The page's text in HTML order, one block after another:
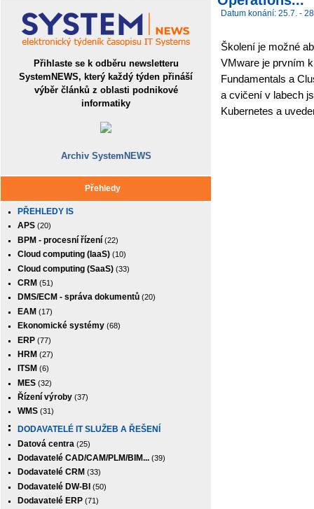
Přihlaste se k odběru newsletteru
SystemNEWS, který každý týden přináší
výběr článků z oblasti podnikové
informatiky
Archiv SystemNEWS
Přehledy
PŘEHLEDY IS
APS (20)
BPM - procesní řízení (22)
Cloud computing (IaaS) (10)
Cloud computing (SaaS) (33)
CRM (51)
DMS/ECM - správa dokumentů (20)
EAM (17)
Ekonomické systémy (68)
ERP (77)
HRM (27)
ITSM (6)
MES (32)
Řízení výroby (37)
WMS (31)
DODAVATELÉ IT SLUŽEB A ŘEŠENÍ
Datová centra (25)
Dodavatelé CAD/CAM/PLM/BIM... (39)
Dodavatelé CRM (33)
Dodavatelé DW-BI (50)
Dodavatelé ERP (71)
Datum konání: 25.7. -
Školení je možné
VMware je prvním
Fundamentals a
a cvičení v labech
Kubernetes a